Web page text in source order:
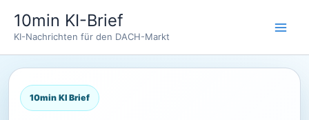
Inhalt
springen
10min KI-Brief
KI-Nachrichten für den DACH-Markt